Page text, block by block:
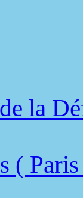
la
(